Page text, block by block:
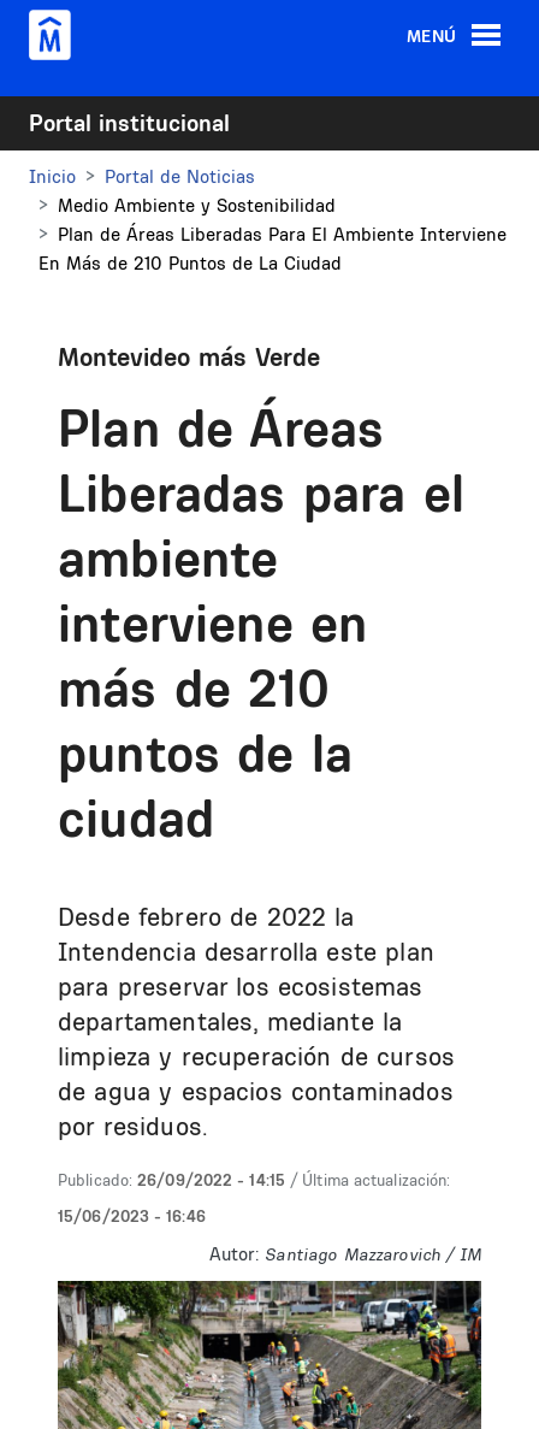
Pasar al contenido principal
MENÚ
Portal institucional
Inicio
Portal de Noticias
Medio Ambiente y Sostenibilidad
Plan de Áreas Liberadas Para El Ambiente Interviene
En Más de 210 Puntos de La Ciudad
Montevideo más Verde
Plan de Áreas
Liberadas para el
ambiente
interviene en
más de 210
puntos de la
ciudad
Desde febrero de 2022 la
Intendencia desarrolla este plan
para preservar los ecosistemas
departamentales, mediante la
limpieza y recuperación de cursos
de agua y espacios contaminados
por residuos.
Publicado: 26/09/2022 - 14:15 / Última actualización:
15/06/2023 - 16:46
Autor: Santiago Mazzarovich / IM